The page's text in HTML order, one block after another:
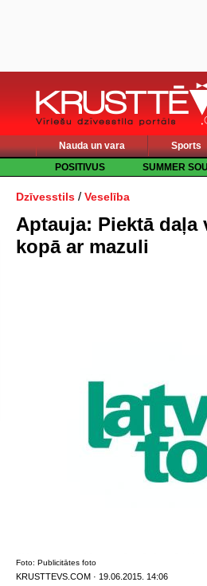
Nauda un vara Sports
POSITIVUS
SUMMER
Dzīvesstils / Veselība
Aptauja: Piektā
kopā ar mazuli
Foto: Publicitātes foto
KRUSTTEVS.COM · 19.06.2015. 14:06